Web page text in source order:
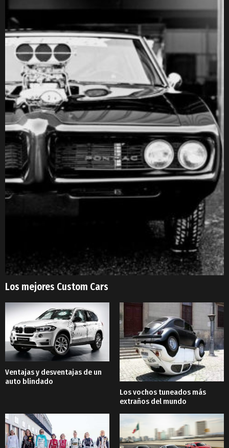
Los mejores Custom Cars
Ventajas y desventajas de un
auto blindado
Los vochos tuneados más
extraños del mundo